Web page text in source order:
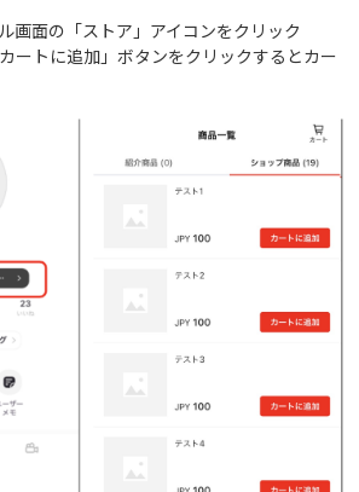
画面の「ストア」アイコンをクリック
ートに追加」ボタンをクリックするとカー